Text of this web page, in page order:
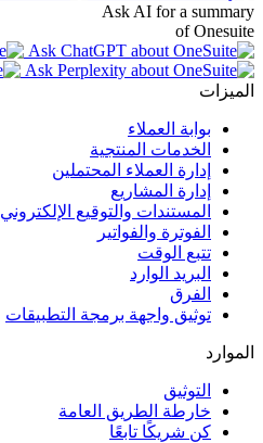
Ask AI for a summary
of Onesuite
الميزات
بوابة العملاء
الخدمات المنتجية
إدارة العملاء المحتملين
إدارة المشاريع
المستندات والتوقيع الإلكتروني
الفوترة والفواتير
تتبع الوقت
البريد الوارد
الفرق
توثيق واجهة برمجة التطبيقات
الموارد
التوثيق
خارطة الطريق العامة
كن شريكًا تابعًا